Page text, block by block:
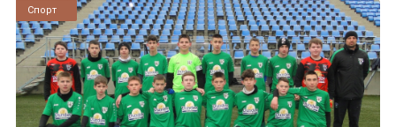
Новини
Спорт